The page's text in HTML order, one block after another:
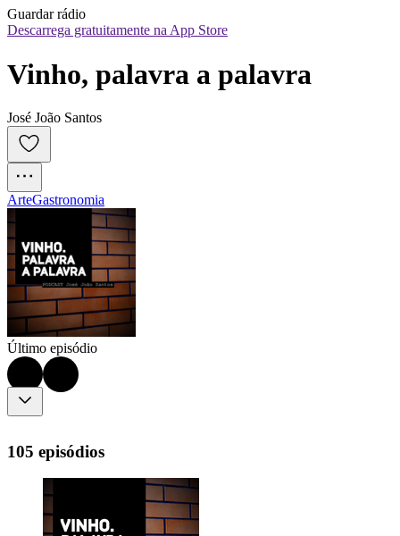
Guardar rádio
Descarrega gratuitamente na App Store
Vinho, palavra a palavra
José João Santos
ArteGastronomia
Último episódio
105 episódios